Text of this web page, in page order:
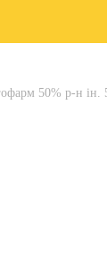
50% р-н ін.